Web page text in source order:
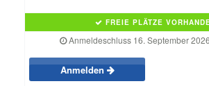
FREIE PLÄTZE
Anmeldeschluss 16. September
Anmelden